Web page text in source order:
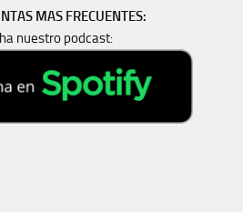
MAS FRECUENTES:
nuestro podcast: